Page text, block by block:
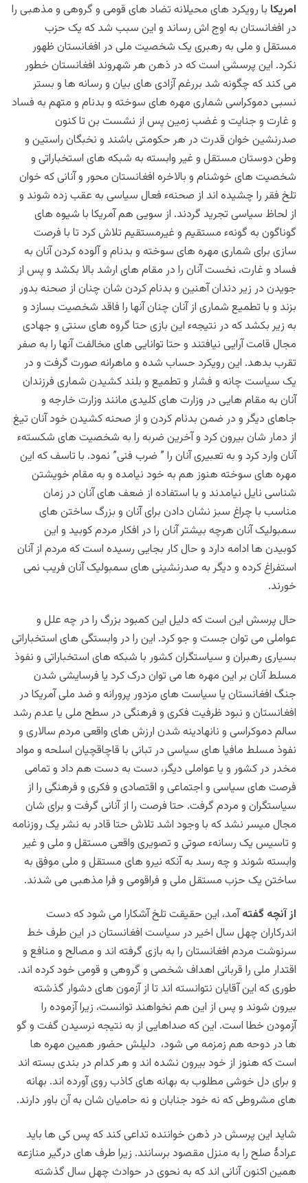
امریکا با رویکرد های محیلانه تضاد های قومی و گروهی و مذهبی را
در افغانستان به اوج اش رساند و این سبب شد که یک حزب
مستقل و ملی به رهبری یک شخصیت ملی در افغانستان ظهور
نکرد. این پرسشی است که در ذهن هر شهروند افغانستان خطور
می کند که چگونه شد بررغم آزادی های بیان و رسانه ها و بستر
نسبی دموکراسی شماری مهره های سوخته و بدنام و متهم به فساد
و غارت و جنایت و غضب زمین پس از نشست بن تا کنون
صدرنشین خوان قدرت در هر حکومتی باشند و نخبگان راستین و
وطن دوستان مستقل و غیر وابسته به شبکه های استخباراتی و
شخصیت های خوشنام و بالاخره افغانستان محور و آنانی که خوان
تلخ فقر را چشیده اند از صحنهء فعال سیاسی به عقب زده شوند و
از لحاظ سیاسی تجرید گردند. از سویی هم آمریکا با شیوه های
گوناگون به گونهء مستقیم و غیرمستقیم تلاش کرد تا با فرصت
سازی برای شماری مهره های سوخته و بدنام و آلوده کردن آنان به
فساد و غارت، نخست آنان را در مقام های ارشد بالا بکشد و پس از
جویدن در زیر دندان آهنین و بدنام کردن شان چنان از صحنه بدور
بزند و با تطمیع شماری از آنان چنان آنها را فاقد شخصیت بسازد و
به زیر بکشد که در نتیجهء این بازی حتا گروه های سنتی و جهادی
مجال قامت آرایی نیافتند و حتا توانایی های مخالفت آنها را به صفر
تقرب بدهد. این رویکرد حساب شده و ماهرانه صورت گرفت و در
یک سیاست چانه و فشار و تطمیع و بلند کشیدن شماری فرزندان
آنان به مقام هایی در وزارت های کلیدی مانند وزارت خارجه و
جاهای دیگر و در ضمن بدنام کردن و از صحنه کشیدن خود آنان تیغ
از دمار شان بیرون کرد و آخرین ضربه را به شخصیت های شکستهء
آنان وارد کرد و به تعبیری آنان را ” ضرب فنی” نمود. با تاسف که این
مهره های سوخته هنوز هم به خود نیامده و به مقام خویشتن
شناسی نایل نیامدند و با استفاده از ضعف های آنان در زمان
مناسب با چراغ سبز نشان دادن برای آنان و بزرگ ساختن های
سمبولیک آنان هرچه بیشتر آنان را در افکار مردم کوبید و این
کوبیدن ها ادامه دارد و حال کار بجایی رسیده است که مردم از آنان
استفراغ کرده و دیگر به صدرنشینی های سمبولیک آنان فریب نمی
خورند.
حال پرسش این است که دلیل این کمبود بزرگ را در چه علل و
عواملی می توان جست و جو کرد. این را در وابستگی های استخباراتی
بسیاری رهبران و سیاستگران کشور با شبکه های استخباراتی و نفوذ
مسلط آنان بر این مهره ها می توان درک کرد یا فرسایشی شدن
جنگ افغانستان یا سیاست های مزدور پرورانه و ضد ملی آمریکا در
افغانستان و نبود ظرفیت فکری و فرهنگی در سطح ملی یا عدم رشد
سالم دموکراسی و نانهادینه شدن ارزش های واقعی مردم سالاری و
نفوذ مسلط مافیا های سیاسی در تبانی با قاچاقچیان اسلحه و مواد
مخدر در کشور و یا عواملی دیگر، دست به دست هم داد و تمامی
فرصت های سیاسی و اجتماعی و اقتصادی و فکری و فرهنگی را از
سیاستگران و مردم گرفت. حتا فرصت را از آنانی گرفت و برای شان
مجال میسر نشد که با وجود اشد تلاش حتا قادر به نشر یک روزنامه
و تاسیس یک رسانهء صوتی و تصویری واقعی مستقل و ملی و غیر
وابسته شوند و چه رسد به آنکه نیرو های مستقل و ملی موفق به
ساختن یک حزب مستقل ملی و فراقومی و فرا مذهبی می شدند.
از آنچه گفته آمد، این حقیقت تلخ آشکارا می شود که دست
اندرکاران چهل سال اخیر در سیاست افغانستان در این طرف خط
سرنوشت مردم افغانستان را به بازی گرفته اند و مصالح و منافع و
اقتدار ملی را قربانی اهداف شخصی و گروهی و قومی خود کرده اند.
طوری که این آقایان نتوانسته اند تا از آزمون های دشوار گذشته
بیرون شوند و پس از این هم نخواهند توانست، زیرا آزموده را
آزمودن خطا است. این که صداهایی از به نتیجه نرسیدن گفت و گو
ها در دوحه هم زمزمه می شود، دلیلش حضور همین مهره ها
است که هنوز از خود بیرون نشده اند و هر کدام در بندی بسته اند
و برای دل خوشی مطلوب به بهانه های کاذب روی آورده اند. بهانه
های مشروطی که نه خود جنابان و نه حامیان شان به آن باور دارند.
شاید این پرسش در ذهن خواننده تداعی کند که پس کی ها باید
عرادۀ صلح را به منزل مقصود برسانند. زیرا طرف های درگیر منازعه
همین اکنون آنانی اند که به نحوی در حوادث چهل سال گذشته